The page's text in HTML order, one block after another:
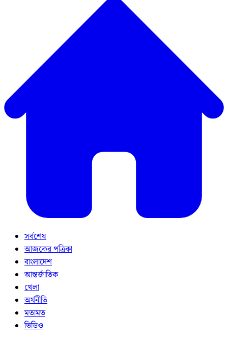
সর্বশেষ
আজকের পত্রিকা
বাংলাদেশ
আন্তর্জাতিক
খেলা
অর্থনীতি
মতামত
ভিডিও